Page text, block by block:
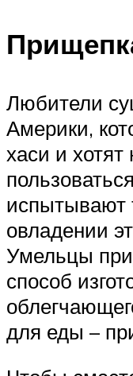
Любители
Америки,
хаси и
испытывают
овладении
Умельцы
способ
для еды –